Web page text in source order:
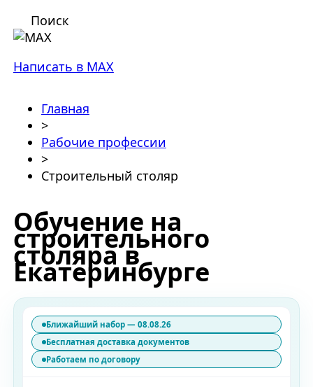
Поиск
Написать в MAX
Главная
>
Рабочие профессии
>
Строительный столяр
Обучение на
строительного
столяра в
Екатеринбурге
Ближайший набор — 08.08.26
Бесплатная доставка документов
Работаем по договору